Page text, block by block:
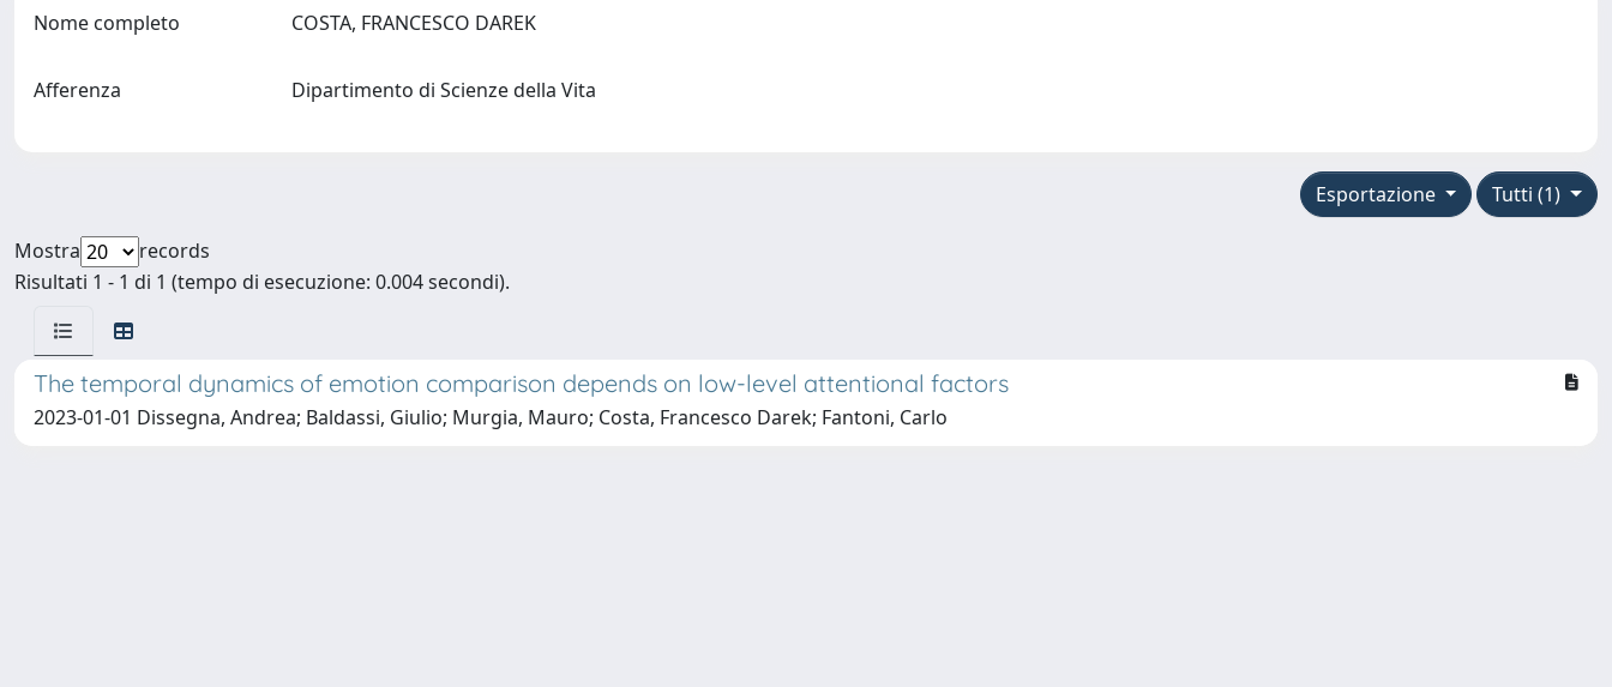
Nome completo COSTA, FRANCESCO DAREK
Afferenza Dipartimento di Scienze della Vita
Tutti (1)
Esportazione
Mostra
records
Risultati 1 - 1 di 1 (tempo di esecuzione: 0.004 secondi).
The temporal dynamics of emotion comparison depends on low-level attentional factors
2023-01-01 Dissegna, Andrea; Baldassi, Giulio; Murgia, Mauro; Costa, Francesco Darek; Fantoni, Carlo